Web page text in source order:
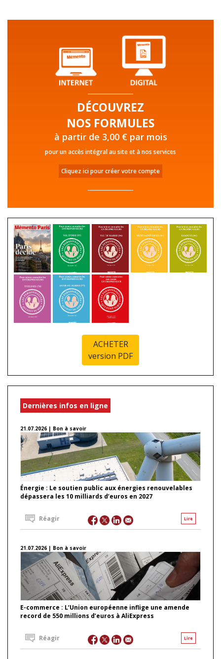
DÉCOUVREZ
NOS FORMULES
à partir de 3,00 € par mois
pour un accès intégral au site et à nos services
Cliquez ici pour créer votre compte
ACHETER
version PDF
Dernières infos en ligne
21.07.2026 | Bon à savoir
Énergie : Le soutien public aux énergies renouvelables
dépassera les 10 milliards d’euros en 2027
Lire
Réagir
21.07.2026 | Bon à savoir
E-commerce : L’Union européenne inflige une amende
record de 550 millions d’euros à AliExpress
Lire
Réagir